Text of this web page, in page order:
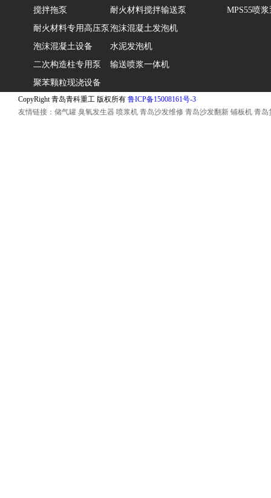
搅拌拖泵
耐火材料搅拌输送泵
耐火材料专用高压泵泡沫混凝土发泡机
泡沫混凝土设备
水泥发泡机
二次构造柱专用泵
输送喷浆一体机
聚苯颗粒现浇设备
MPS55喷浆
CopyRight 青岛青科重工 版权所有 鲁ICP备15008161号-3
友情链接： 储气罐 臭氧发生器 喷浆机 青岛沙发维修 青岛沙发翻新 铺板机 青岛